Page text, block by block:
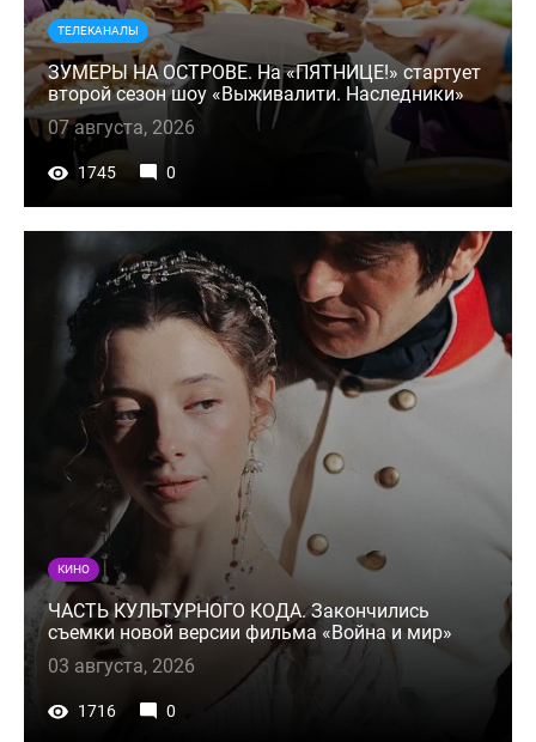
ТЕЛЕКАНАЛЫ
ЗУМЕРЫ НА ОСТРОВЕ. На «ПЯТНИЦЕ!» стартует
второй сезон шоу «Выживалити. Наследники»
07 августа, 2026
1745 0
КИНО
ЧАСТЬ КУЛЬТУРНОГО КОДА. Закончились
съемки новой версии фильма «Война и мир»
03 августа, 2026
1716 0